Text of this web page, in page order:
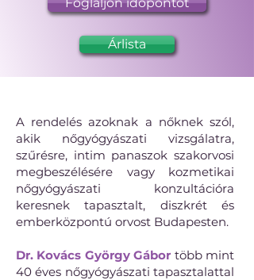
Árlista
A rendelés azoknak a nőknek szól,
akik nőgyógyászati vizsgálatra,
szűrésre, intim panaszok szakorvosi
megbeszélésére vagy kozmetikai
nőgyógyászati konzultációra
keresnek tapasztalt, diszkrét és
emberközpontú orvost Budapesten.
Dr. Kovács György Gábor több mint
40 éves nőgyógyászati tapasztalattal